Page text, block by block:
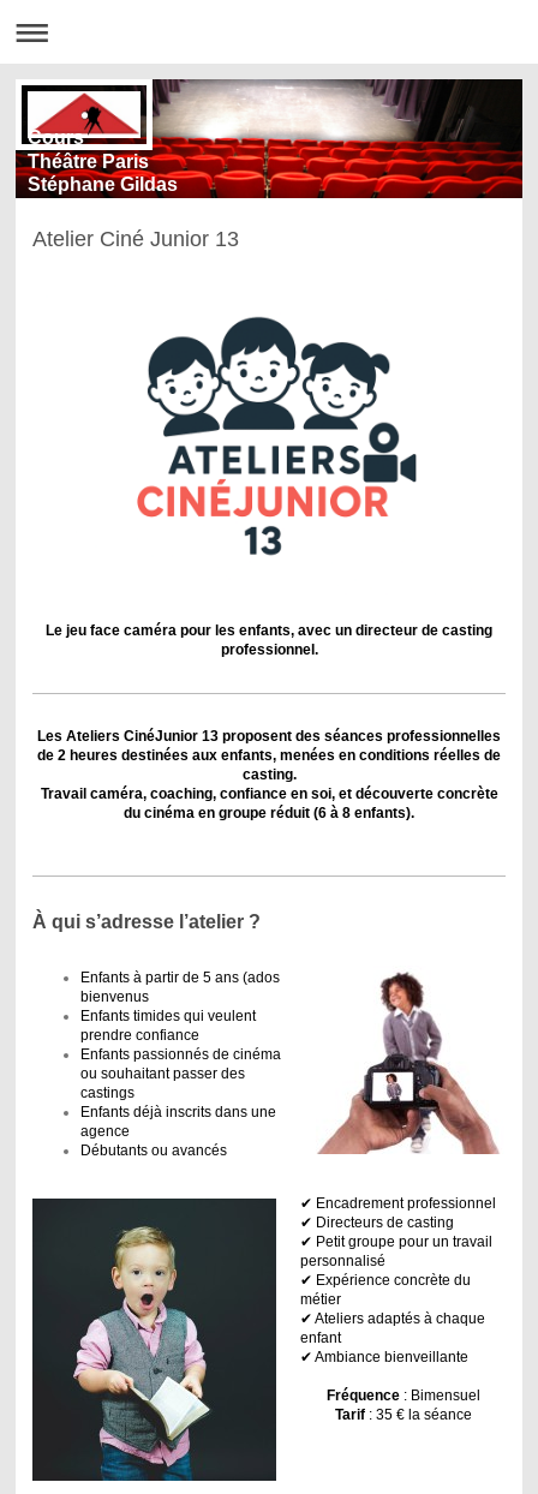
Cours
Théâtre Paris
Stéphane Gildas
Atelier Ciné Junior 13
Le jeu face caméra pour les enfants, avec un directeur de casting
professionnel.
Les Ateliers CinéJunior 13 proposent des séances professionnelles
de 2 heures destinées aux enfants, menées en conditions réelles de
casting.
Travail caméra, coaching, confiance en soi, et découverte concrète
du cinéma en groupe réduit (6 à 8 enfants).
À qui s’adresse l’atelier ?
Enfants à partir de 5 ans (ados
bienvenus
Enfants timides qui veulent
prendre confiance
Enfants passionnés de cinéma
ou souhaitant passer des
castings
Enfants déjà inscrits dans une
agence
Débutants ou avancés
✔ Encadrement professionnel
✔ Directeurs de casting
✔ Petit groupe pour un travail
personnalisé
✔ Expérience concrète du
métier
✔ Ateliers adaptés à chaque
enfant
✔ Ambiance bienveillante
Fréquence: Bimensuel
Tarif: 35 € la séance